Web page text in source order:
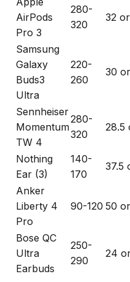
AirPods
Pro 3
280-
320
32
Samsung
Galaxy
Buds3
Ultra
220-
260
30
Sennheiser
Momentum
TW 4
280-
320
28.5
Nothing
Ear (3)
140-
170
37.5
Anker
Liberty 4
Pro
90-120 50
Bose QC
Ultra
Earbuds
250-
290
24